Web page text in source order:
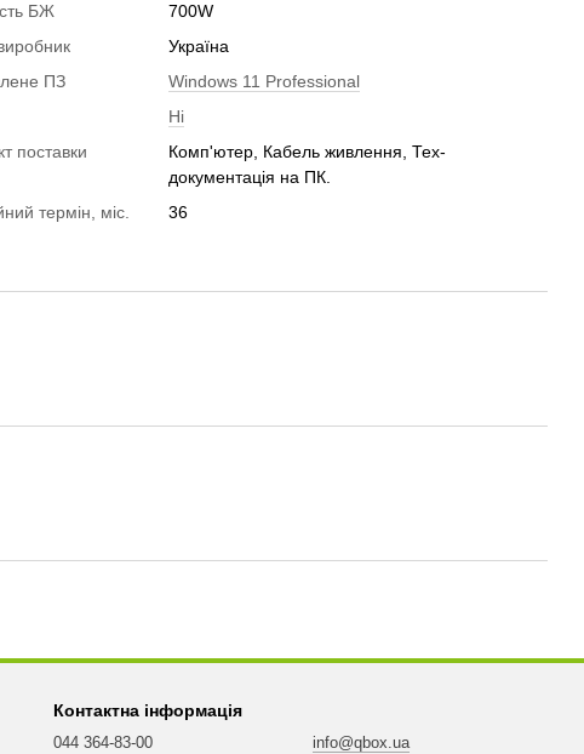
БЖ
700W
Україна
ПЗ
Windows 11 Professional
Ні
поставки
Комп'ютер, Кабель живлення, Тех-
документація на ПК.
термін, міс.
36
Контактна інформація
044 364-83-00 info@qbox.ua